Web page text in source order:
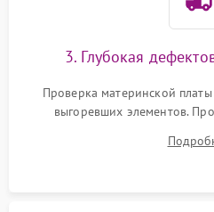
3. Глубокая
Проверка материнской
выгоревших элементов.
тестирование приводных
всасывания. Оценка состояния